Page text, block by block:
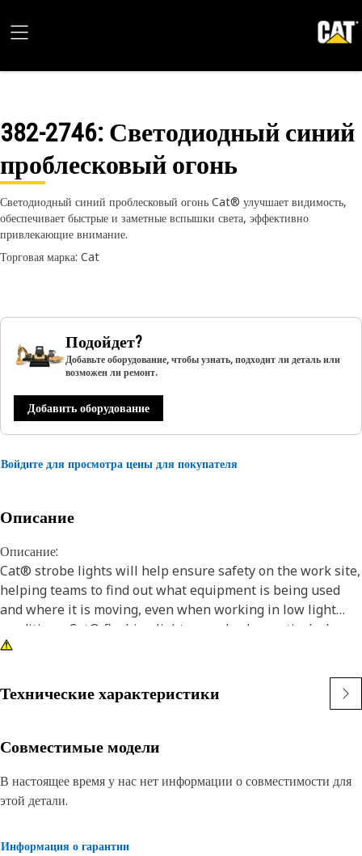
382-2746: Светодиодный синий
проблесковый огонь
Светодиодный синий проблесковый огонь Cat® улучшает видимость,
обеспечивает быстрые и заметные вспышки света, эффективно
привлекающие внимание.
Торговая марка: Cat
Подойдет?
Добавьте оборудование, чтобы узнать, подходит ли деталь или
возможен ли ремонт.
Добавить оборудование
Войдите для просмотра цены для покупателя
Описание
Описание:
Cat® strobe lights will help ensure safety on the work site,
helping teams to find out what equipment is being used
and where it is moving, even when working in low light
conditions. Cat® flashing lights can also be particularly
bright, which help serve as a warning indicator. These
almost any working conditions on the work site.
Яркие и долговечные стробоскопы Cat крепятся к различным
установки на более старые машины.
• Синие импульсы.
• 12-24В
• Соединитель DT с косичкой
Технические характеристики
Совместимые модели
В настоящее время у нас нет информации о совместимости для
этой детали.
Информация о гарантии